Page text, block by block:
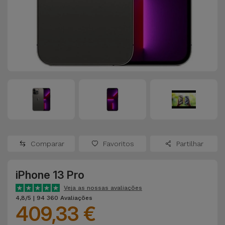
Xiaomi
Oppo
Dyson
TCL
Samsung
Recondicionados
Recondicionados
tudo
Películas
Carregadores
e Colunas
Smartwatches
e Braceletes
Correntes
Comparar Favoritos Partilhar
iPhone 13 Pro
Veja as nossas avaliações
4,8/5 | 94 360 Avaliações
409,33 €